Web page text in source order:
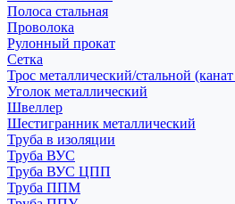
Полоса стальная
Проволока
Рулонный прокат
Сетка
Трос металлический/стальной
Уголок металлический
Швеллер
Шестигранник металлический
Труба в изоляции
Труба ВУС
Труба ВУС ЦПП
Труба ППМ